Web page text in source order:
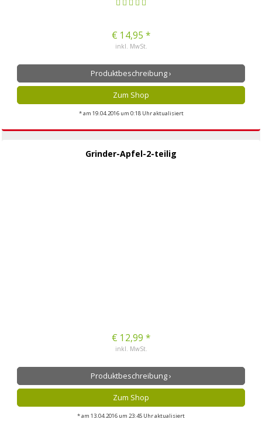
€ 14,95 *
inkl. MwSt.
Produktbeschreibung ›
Zum Shop
* am 19.04.2016 um 0:18 Uhr aktualisiert
Grinder-Apfel-2-teilig
€ 12,99 *
inkl. MwSt.
Produktbeschreibung ›
Zum Shop
* am 13.04.2016 um 23:45 Uhr aktualisiert